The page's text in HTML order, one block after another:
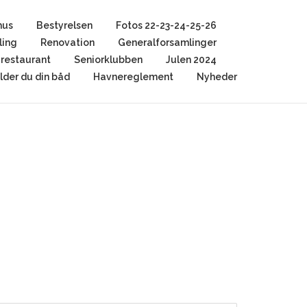
Bestyrelsen
Fotos 22-23-24-25-26
Renovation
Generalforsamlinger
Seniorklubben
Julen 2024
du din båd Havnereglement Nyheder